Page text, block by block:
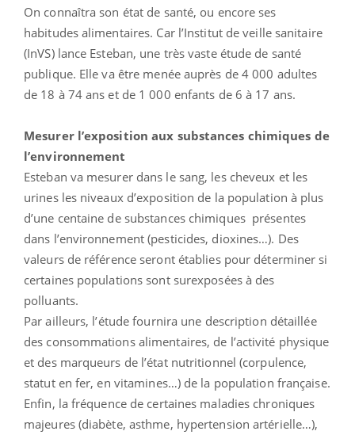
On connaîtra son état de santé, ou encore ses
habitudes alimentaires. Car l’Institut de veille sanitaire
(InVS) lance Esteban, une très vaste étude de santé
publique. Elle va être menée auprès de 4 000 adultes
de 18 à 74 ans et de 1 000 enfants de 6 à 17 ans.
Mesurer l’exposition aux substances chimiques de
l’environnement
Esteban va mesurer dans le sang, les cheveux et les
urines les niveaux d’exposition de la population à plus
d’une centaine de substances chimiques présentes
dans l’environnement (pesticides, dioxines…). Des
valeurs de référence seront établies pour déterminer si
certaines populations sont surexposées à des
polluants.
Par ailleurs, l’étude fournira une description détaillée
des consommations alimentaires, de l’activité physique
et des marqueurs de l’état nutritionnel (corpulence,
statut en fer, en vitamines…) de la population française.
Enfin, la fréquence de certaines maladies chroniques
majeures (diabète, asthme, hypertension artérielle…),